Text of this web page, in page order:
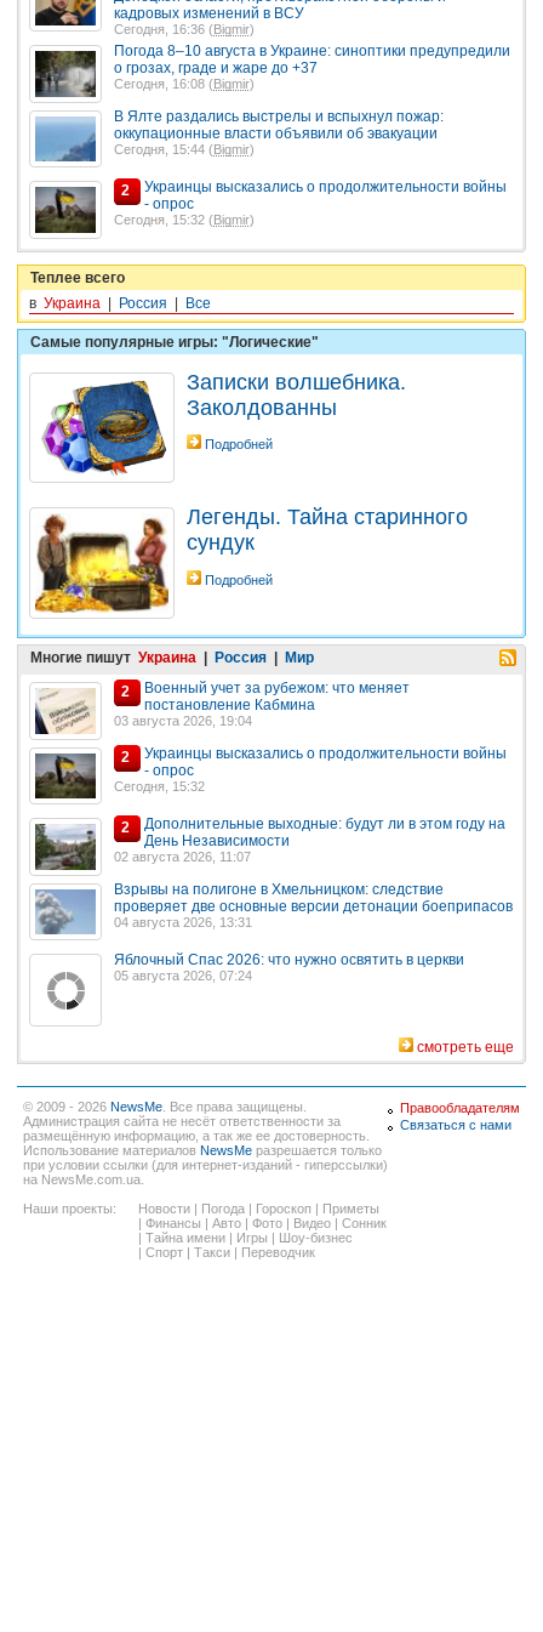
кадровых изменений в ВСУ
Сегодня, 16:36 (Bigmir)
Погода 8–10 августа в Украине: синоптики предупредили
о грозах, граде и жаре до +37
Сегодня, 16:08 (Bigmir)
В Ялте раздались выстрелы и вспыхнул пожар:
оккупационные власти объявили об эвакуации
Сегодня, 15:44 (Bigmir)
2
Украинцы высказались о продолжительности войны
- опрос
Сегодня, 15:32 (Bigmir)
Теплее всего
в Украина | Россия | Все
Самые популярные игры: "Логические"
Записки волшебника.
Заколдованны
Подробней
Легенды. Тайна старинного
сундук
Подробней
Многие пишут Украина Россия
Мир
2
Военный учет за рубежом: что меняет
постановление Кабмина
03 августа 2026, 19:04
2
Украинцы высказались о продолжительности войны
- опрос
Сегодня, 15:32
2
Дополнительные выходные: будут ли в этом году на
День Независимости
02 августа 2026, 11:07
Взрывы на полигоне в Хмельницком: следствие
проверяет две основные версии детонации боеприпасов
04 августа 2026, 13:31
Яблочный Спас 2026: что нужно освятить в церкви
05 августа 2026, 07:24
смотреть еще
© 2009 - 2026 NewsMe . Все права защищены.
Администрация сайта не несёт ответственности за
размещённую информацию, а так же ее достоверность.
Использование материалов NewsMe разрешается только
при условии ссылки (для интернет-изданий - гиперссылки)
на NewsMe.com.ua.
Наши проекты:
Новости | Погода | Гороскоп | Приметы
| Финансы | Авто | Фото | Видео | Сонник
| Тайна имени | Игры | Шоу-бизнес
| Спорт | Такси | Переводчик
Правообладателям
Связаться с нами